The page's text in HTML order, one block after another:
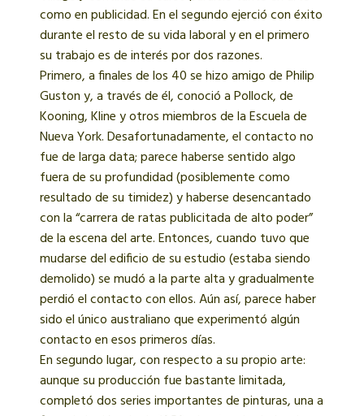
como en publicidad. En el segundo ejerció con éxito
durante el resto de su vida laboral y en el primero
su trabajo es de interés por dos razones.
Primero, a finales de los 40 se hizo amigo de Philip
Guston y, a través de él, conoció a Pollock, de
Kooning, Kline y otros miembros de la Escuela de
Nueva York. Desafortunadamente, el contacto no
fue de larga data; parece haberse sentido algo
fuera de su profundidad (posiblemente como
resultado de su timidez) y haberse desencantado
con la “carrera de ratas publicitada de alto poder”
de la escena del arte. Entonces, cuando tuvo que
mudarse del edificio de su estudio (estaba siendo
demolido) se mudó a la parte alta y gradualmente
perdió el contacto con ellos. Aún así, parece haber
sido el único australiano que experimentó algún
contacto en esos primeros días.
En segundo lugar, con respecto a su propio arte:
aunque su producción fue bastante limitada,
completó dos series importantes de pinturas, una a